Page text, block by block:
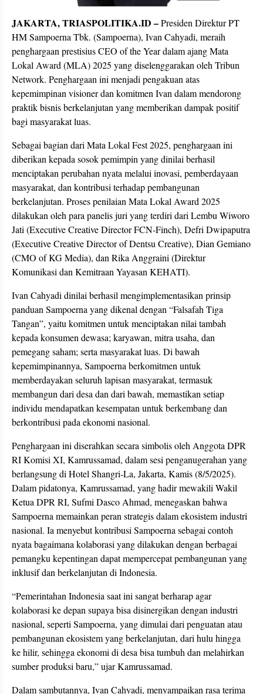
JAKARTA, TRIASPOLITIKA.ID –Presiden Direktur PT
HM Sampoerna Tbk. (Sampoerna), Ivan Cahyadi, meraih
penghargaan prestisius CEO of the Year dalam ajang Mata
Lokal Award (MLA) 2025 yang diselenggarakan oleh Tribun
Network. Penghargaan ini menjadi pengakuan atas
kepemimpinan visioner dan komitmen Ivan dalam mendorong
praktik bisnis berkelanjutan yang memberikan dampak positif
bagi masyarakat luas.
Sebagai bagian dari Mata Lokal Fest 2025, penghargaan ini
diberikan kepada sosok pemimpin yang dinilai berhasil
menciptakan perubahan nyata melalui inovasi, pemberdayaan
masyarakat, dan kontribusi terhadap pembangunan
berkelanjutan. Proses penilaian Mata Lokal Award 2025
dilakukan oleh para panelis juri yang terdiri dari Lembu Wiworo
Jati (Executive Creative Director FCN-Finch), Defri Dwipaputra
(Executive Creative Director of Dentsu Creative), Dian Gemiano
(CMO of KG Media), dan Rika Anggraini (Direktur
Komunikasi dan Kemitraan Yayasan KEHATI).
Ivan Cahyadi dinilai berhasil mengimplementasikan prinsip
panduan Sampoerna yang dikenal dengan “Falsafah Tiga
Tangan”, yaitu komitmen untuk menciptakan nilai tambah
kepada konsumen dewasa; karyawan, mitra usaha, dan
pemegang saham; serta masyarakat luas. Di bawah
kepemimpinannya, Sampoerna berkomitmen untuk
memberdayakan seluruh lapisan masyarakat, termasuk
membangun dari desa dan dari bawah, memastikan setiap
individu mendapatkan kesempatan untuk berkembang dan
berkontribusi pada ekonomi nasional.
Penghargaan ini diserahkan secara simbolis oleh Anggota DPR
RI Komisi XI, Kamrussamad, dalam sesi penganugerahan yang
berlangsung di Hotel Shangri-La, Jakarta, Kamis (8/5/2025).
Dalam pidatonya, Kamrussamad, yang hadir mewakili Wakil
Ketua DPR RI, Sufmi Dasco Ahmad, menegaskan bahwa
Sampoerna memainkan peran strategis dalam ekosistem industri
nasional. Ia menyebut kontribusi Sampoerna sebagai contoh
nyata bagaimana kolaborasi yang dilakukan dengan berbagai
pemangku kepentingan dapat mempercepat pembangunan yang
inklusif dan berkelanjutan di Indonesia.
“Pemerintahan Indonesia saat ini sangat berharap agar
kolaborasi ke depan supaya bisa disinergikan dengan industri
nasional, seperti Sampoerna, yang dimulai dari penguatan atau
pembangunan ekosistem yang berkelanjutan, dari hulu hingga
ke hilir, sehingga ekonomi di desa bisa tumbuh dan melahirkan
sumber produksi baru,” ujar Kamrussamad.
Dalam sambutannya, Ivan Cahyadi, menyampaikan rasa terima